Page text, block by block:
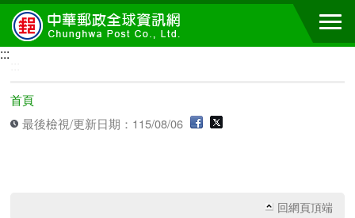
跳到主要內容區塊
:::
首頁
最後檢視/更新日期：115/08/06
回網頁頂端